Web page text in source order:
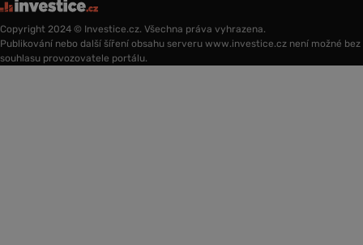
Copyright 2024 © Investice.cz. Všechna práva vyhrazena.
Publikování nebo další šíření obsahu serveru www.investice.cz není možné bez
souhlasu provozovatele portálu.